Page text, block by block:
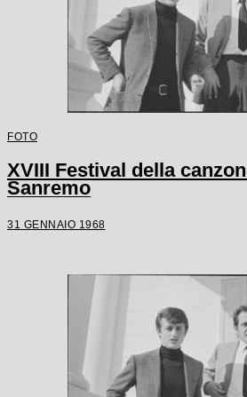
FOTO
XVIII Festival della
Sanremo
31 GENNAIO 1968